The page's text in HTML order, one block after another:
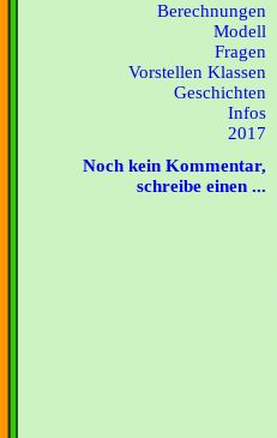
Berechnungen
Modell
Fragen
Vorstellen Klassen
Geschichten
Infos
2017
Noch kein Kommentar,
schreibe einen ...